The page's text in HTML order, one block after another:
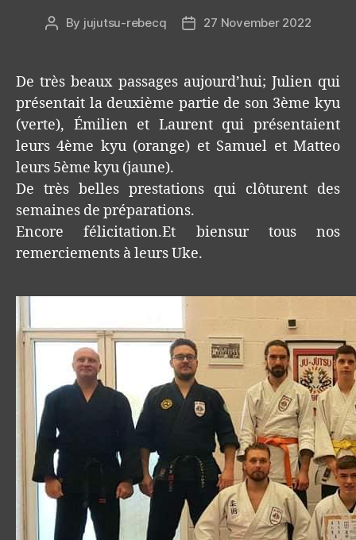
Post
By jujutsu-rebecq
Post27 November 2022
De très beaux passages aujourd’hui; Julien qui
présentait la deuxième partie de son 3ème kyu
(verte), Émilien et Laurent qui présentaient
leurs 4ème kyu (orange) et Samuel et Matteo
leurs 5ème kyu (jaune).
De très belles prestations qui clôturent des
semaines de préparations.
Encore félicitation.Et biensur tous nos
remerciements à leurs Uke.